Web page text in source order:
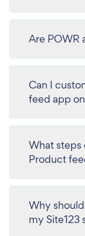
Are POWR
Can I
feed app
What steps
Product
Why
my Site123